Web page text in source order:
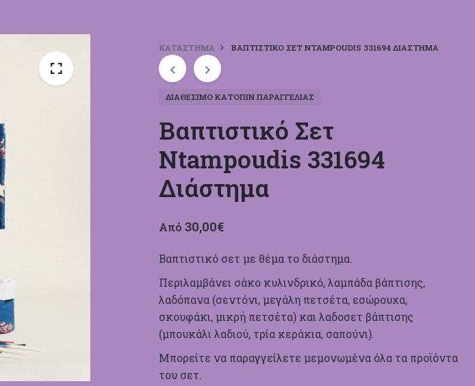
ΚΑΤΆΣΤΗΜΑ ΒΑΠΤΙΣΤΙΚΌ ΣΕΤ NTAMPOUDIS 331694 ΔΙΆΣΤΗΜΑ
ΔΙΑΘΈΣΙΜΟ ΚΑΤΌΠΙΝ ΠΑΡΑΓΓΕΛΊΑΣ
Βαπτιστικό Σετ
Ntampoudis 331694
Διάστημα
Από 30,00€
Βαπτιστικό σετ με θέμα το διάστημα.
Περιλαμβάνει σάκο κυλινδρικό, λαμπάδα βάπτισης,
λαδόπανα (σεντόνι, μεγάλη πετσέτα, εσώρουχα,
σκουφάκι, μικρή πετσέτα) και λαδοσετ βάπτισης
(μπουκάλι λαδιού, τρία κεράκια, σαπούνι).
Μπορείτε να παραγγείλετε μεμονωμένα όλα τα προϊόντα
του σετ.